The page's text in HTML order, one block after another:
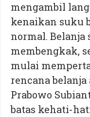
mengambil
kenaikan suku
normal.
membengkak,
mulai
rencana
Prabowo
batas kehati-